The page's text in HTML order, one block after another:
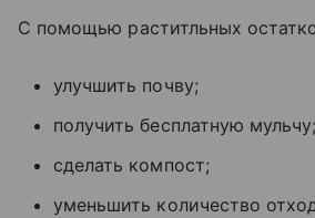
С помощью раститльных
улучшить почву;
получить бесплатную мульчу;
сделать компост;
уменьшить количество